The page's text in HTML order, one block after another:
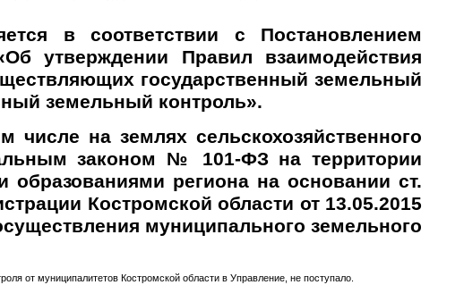
в соответствии с Постановлением
утверждении Правил взаимодействия
государственный земельный
земельный контроль».
на землях сельскохозяйственного
законом № 101-ФЗ на территории
региона на основании ст.
Костромской области от 13.05.2015
муниципального земельного
от муниципалитетов Костромской области в Управление, не поступало.